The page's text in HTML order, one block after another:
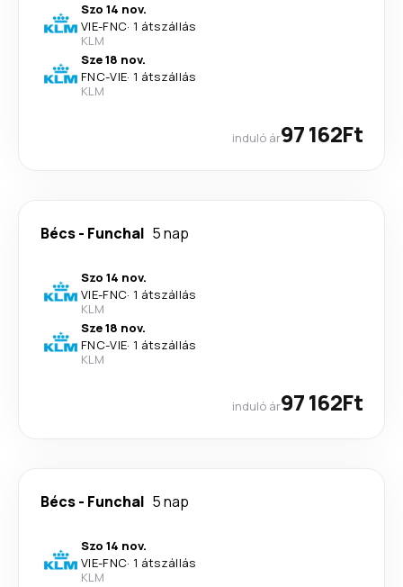
Szo 14 nov.
VIE-FNC· 1 átszállás
KLM
Sze 18 nov.
FNC-VIE· 1 átszállás
KLM
induló ár97 162Ft
Bécs- Funchal 5 nap
Szo 14 nov.
VIE-FNC· 1 átszállás
KLM
Sze 18 nov.
FNC-VIE· 1 átszállás
KLM
induló ár97 162Ft
Bécs- Funchal 5 nap
Szo 14 nov.
VIE-FNC· 1 átszállás
KLM